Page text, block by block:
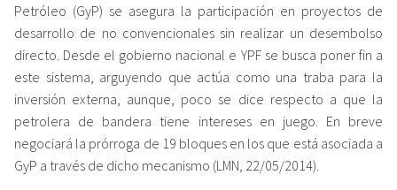
Petróleo (GyP) se asegura la participación en proyectos de
desarrollo de no convencionales sin realizar un desembolso
directo. Desde el gobierno nacional e YPF se busca poner fin a
este sistema, arguyendo que actúa como una traba para la
inversión externa, aunque, poco se dice respecto a que la
petrolera de bandera tiene intereses en juego. En breve
negociará la prórroga de 19 bloques en los que está asociada a
GyP a través de dicho mecanismo (LMN, 22/05/2014).